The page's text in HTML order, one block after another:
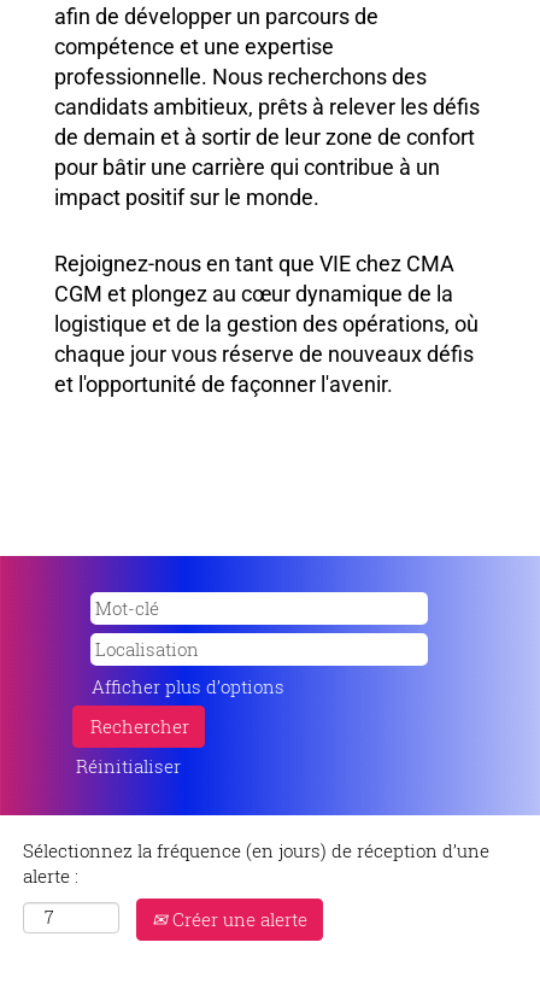
afin de développer un parcours de
compétence et une expertise
professionnelle. Nous recherchons des
candidats ambitieux, prêts à relever les défis
de demain et à sortir de leur zone de confort
pour bâtir une carrière qui contribue à un
impact positif sur le monde.
Rejoignez-nous en tant que VIE chez CMA
CGM et plongez au cœur dynamique de la
logistique et de la gestion des opérations, où
chaque jour vous réserve de nouveaux défis
et l'opportunité de façonner l'avenir.
Afficher plus d’options
Réinitialiser
Sélectionnez la fréquence (en jours) de réception d’une
alerte :
Créer une alerte